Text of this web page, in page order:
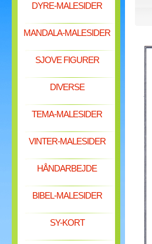
DYRE-MALESIDER
MANDALA-MALESIDER
SJOVE FIGURER
DIVERSE
TEMA-MALESIDER
VINTER-MALESIDER
HÅNDARBEJDE
BIBEL-MALESIDER
SY-KORT